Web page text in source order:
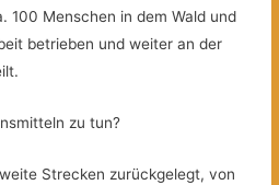
100 Menschen in dem Wald und
betrieben und weiter an der
zu tun?
Strecken zurückgelegt, von